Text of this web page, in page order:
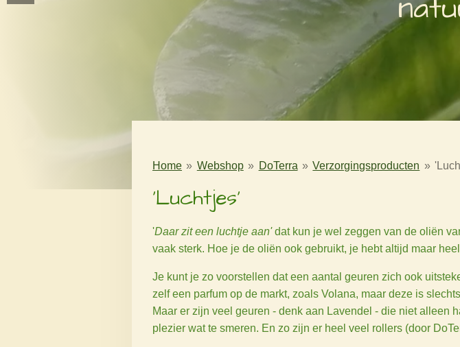
Home » Webshop » DoTerra » Verzorgingsproducten »
'Luchtjes'
'Daar zit een luchtje aan'dat kun je wel zeggen van de oliën
vaak sterk. Hoe je de oliën ook gebruikt, je hebt altijd maar
Je kunt je zo voorstellen dat een aantal geuren zich ook
zelf een parfum op de markt, zoals Volana, maar deze is
Maar er zijn veel geuren - denk aan Lavendel - die niet alleen
plezier wat te smeren. En zo zijn er heel veel rollers (door